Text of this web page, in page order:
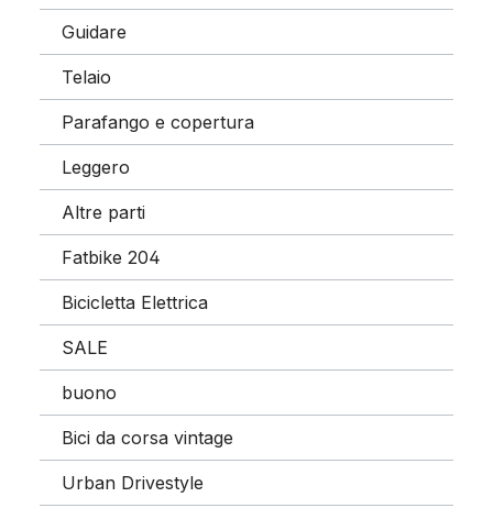
Guidare
Telaio
Parafango e copertura
Leggero
Altre parti
Fatbike 204
Bicicletta Elettrica
SALE
buono
Bici da corsa vintage
Urban Drivestyle